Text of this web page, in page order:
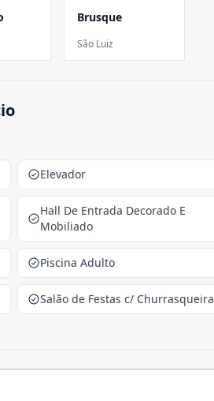
Brusque
São Luiz
Elevador
Hall De Entrada Decorado E
Mobiliado
Piscina Adulto
Salão de Festas c/ Churrasqueira